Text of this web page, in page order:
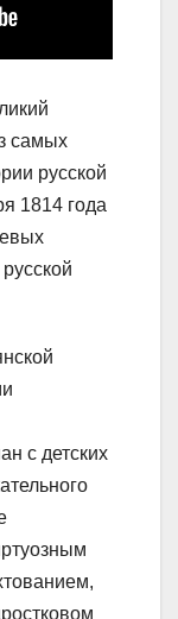
самых
русской
1814 года
с детских